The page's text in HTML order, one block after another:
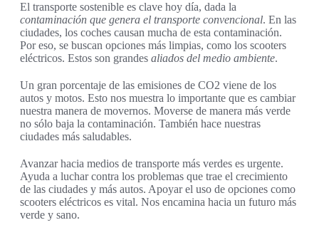
El transporte sostenible es clave hoy día, dada la
contaminación que genera el transporte convencional. En las
ciudades, los coches causan mucha de esta contaminación.
Por eso, se buscan opciones más limpias, como los scooters
eléctricos. Estos son grandes aliados del medio ambiente.
Un gran porcentaje de las emisiones de CO2 viene de los
autos y motos. Esto nos muestra lo importante que es cambiar
nuestra manera de movernos. Moverse de manera más verde
no sólo baja la contaminación. También hace nuestras
ciudades más saludables.
Avanzar hacia medios de transporte más verdes es urgente.
Ayuda a luchar contra los problemas que trae el crecimiento
de las ciudades y más autos. Apoyar el uso de opciones como
scooters eléctricos es vital. Nos encamina hacia un futuro más
verde y sano.